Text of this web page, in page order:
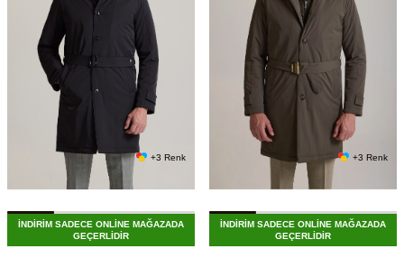
+3 Renk
İNDİRİM SADECE ONLİNE MAĞAZADA
GEÇERLİDİR
+3 Renk
İNDİRİM SADECE ONLİNE MAĞAZADA
GEÇERLİDİR